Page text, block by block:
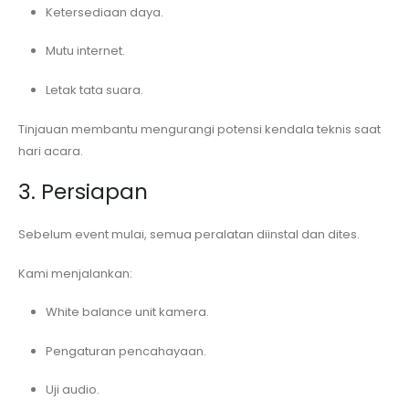
Ketersediaan daya.
Mutu internet.
Letak tata suara.
Tinjauan membantu mengurangi potensi kendala teknis saat
hari acara.
3. Persiapan
Sebelum event mulai, semua peralatan diinstal dan dites.
Kami menjalankan:
White balance unit kamera.
Pengaturan pencahayaan.
Uji audio.